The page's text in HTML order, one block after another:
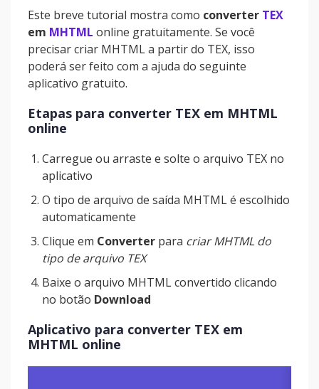
Este breve tutorial mostra como converter TEX
em MHTML online gratuitamente. Se você
precisar criar MHTML a partir do TEX, isso
poderá ser feito com a ajuda do seguinte
aplicativo gratuito.
Etapas para converter TEX em MHTML
online
Carregue ou arraste e solte o arquivo TEX no
aplicativo
O tipo de arquivo de saída MHTML é escolhido
automaticamente
Clique em Converter para criar MHTML do
tipo de arquivo TEX
Baixe o arquivo MHTML convertido clicando
no botão Download
Aplicativo para converter TEX em
MHTML online